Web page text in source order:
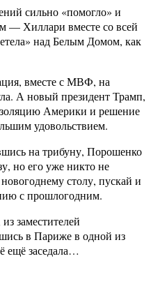
сильно «помогло» и
— Хиллари вместе со всей
над Белым Домом, как
вместе с МВФ, на
А новый президент Трамп,
Америки и решение
удовольствием.
на трибуну, Порошенко
но его уже никто не
столу, пускай и
с прошлогодним.
заместителей
в Париже в одной из
ещё заседала…